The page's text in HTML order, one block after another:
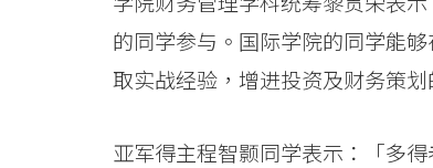
的同学参与。国际学院的同学能
取实战经验，增进投资及财务策划
亚军得主程智颢同学表示：「多